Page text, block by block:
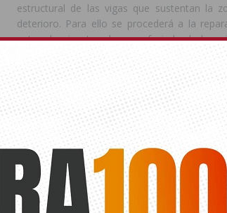
estructural de las vigas que sustentan la
deterioro. Para ello se procederá a la
antes de ejecutar el nuevo forjado de
La actuación contempla también la
configuración del espacio, el paso de
ambos lados de la calzada para mejorar la
mediante rebajes adaptados y contribuir
punto. Asimismo, se instalarán bolardos
renovará toda la señalización horizontal y
El alcalde de Orihuela, Pepe Vegara
, ha
que afectan al día a día de los vecinos de